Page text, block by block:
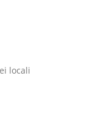
locali